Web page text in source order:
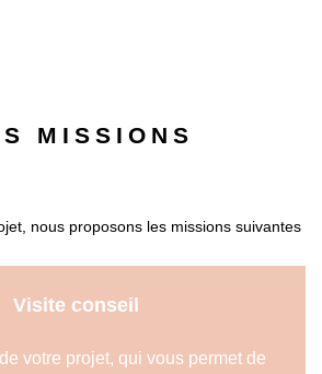
missions
nous proposons les missions suivantes
Visite conseil
votre projet, qui vous permet de